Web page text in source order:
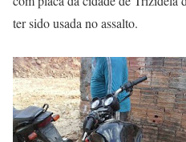
ter sido usada no assalto.